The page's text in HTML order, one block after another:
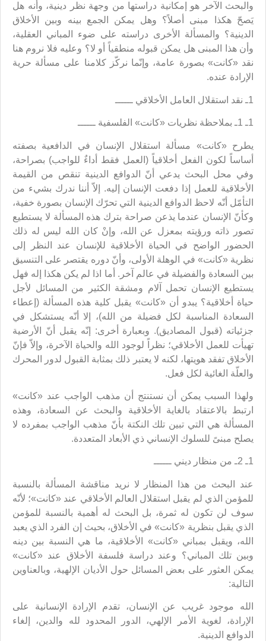
والبحث الآخر هو إمكانية دراستها من وجهة نظر دينية، وأنه هل
يَصحّ هكذا مبنى أصلاً؟ وهل يمكن الجمع بينه وبين الأخلاق
الدينية؟ والمسألة الأخرى دراسته على ضوء المباني العقلية،
وأن هذا المبنى هل يمكن قبوله منطقياً أو لا؟ وعليه فلا نروم هنا
نقد «كانت» بصورة عامة، وإنّما نركّز كلامنا على مسألة حرية
الإرادة عنده.
1ـ نقد استقلال العامل الأخلاقي ــــــ
1ـ 1ـ بملاحظة نظريات «كانت» الفلسفية ــــــ
يطرح «كانت» مسألة استقلال الإنسان في الدافعية بصفته
أساساً لكون الفعل أخلاقياً (العمل فقط أداءٌ للواجب) بصراحة،
وفي محل البحث يدعي أنّ الدوافع الدينية تنقص من القيمة
الأخلاقية للعمل إذا دفعت الإنسان إليه. إلاّ أننا ندرك بشيء من
التأمّل أنّه لاحظ الدوافع الدينية التي تحرّك الإنسان بصورة خفية،
وكأنّ الإنسان عندما يذعن صراحة بترك هذه المسألة لا يستطيع
تصور ذاته ورؤيته بمعزل عن الله، وإنْ كان الله ليس له ذلك
الحضور الواضح في الحياة الأخلاقية للإنسان عند النظر إلى
نظرية «كانت» في الوهلة الأولى، وأنّ دوره يقتصر على التنسيق
بين السعادة والفضيلة في عالم آخر. أما اذا لم يكن هكذا إله فهل
يستطيع الإنسان تحمل آلام ومشقة الكثير من المسائل لأجل
حياة أخلاقية؟ يبدو أن «كانت» يقبل كلية هذه المسألة (إعطاء
السعادة المناسبة لكل فضيلة من الله)، إلا أنّه يستشكل في
جزئياته (قبول المصاديق). وبعبارة أخرى: إنّه يقبل أنّ الأرضية
تهيأت للعمل الأخلاقي؛ نظراً لوجود الله والحياة الآخرة، وإلاّ فإنّ
الأخلاق تفقد هويتها، لكنه لا يعتبر ذلك بمثابة القبول لدور المحرك
والعلّة الغائية لكل فعل.
ولهذا السبب يمكن أن نستنتج أن مذهب الواجب عند «كانت»
ارتبط بالاعتقاد بالغاية الأخلاقية والبحث عن السعادة، وهذه
المسألة هي التي تبين تلك النكتة بأنّ مذهب الواجب بمفرده لا
يصلح مبنىً للسلوك الإنساني ذي الأبعاد المتعددة.
1ـ 2ـ من منظار ديني ــــــ
عند البحث من هذا المنظار لا نريد مناقشة المسألة بالنسبة
للمؤمن الذي لم يقبل استقلال العالم الأخلاقي عند «كانت»؛ لأنّه
سوف لن تكون له ثمرة، بل البحث له أهمية بالنسبة للمؤمن
الذي يقبل بنظرية «كانت» في الأخلاق، بحيث إن الفرد الذي يعبد
الله، ويقبل بمباني «كانت» الأخلاقية، ما هي النسبة بين دينه
وبين تلك المباني؟ وعند دراسة فلسفة الأخلاق عند «كانت»
يمكن العثور على بعض المسائل حول الأديان الإلهية، وبالعناوين
التالية:
الله موجود غريب عن الإنسان، تقدم الإرادة الإنسانية على
الإرادة، لغوية الأمر الإلهي، الدور المحدود لله والدين، إلغاء
الدوافع الدينية.